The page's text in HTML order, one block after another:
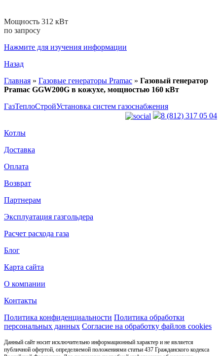
Мощность 312 кВт
по запросу
Нажмите для изучения информации
Назад
Главная » Газовые генераторы Pramac » Газовый генератор
Pramac GGW200G в кожухе, мощностью 160 кВт
ГазТеплоСтройУстановка систем газоснабжения
8 (812) 317 05 04
Котлы
Доставка
Оплата
Возврат
Партнерам
Эксплуатация газгольдера
Расчет расхода газа
Блог
Карта сайта
О компании
Контакты
Политика конфиденциальности Политика обработки
персональных данных Согласие на обработку файлов cookies
Данный сайт носит исключительно информационный характер и не является
публичной офертой, определяемой положениями статьи 437 Гражданского кодекса